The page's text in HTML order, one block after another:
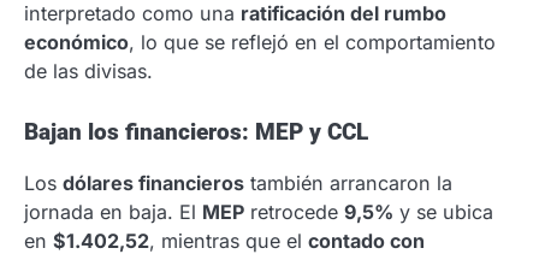
interpretado como una ratificación del rumbo
económico, lo que se reflejó en el comportamiento
de las divisas.
Bajan los financieros: MEP y CCL
Los dólares financieros también arrancaron la
jornada en baja. El MEP retrocede 9,5% y se ubica
en $1.402,52, mientras que el contado con